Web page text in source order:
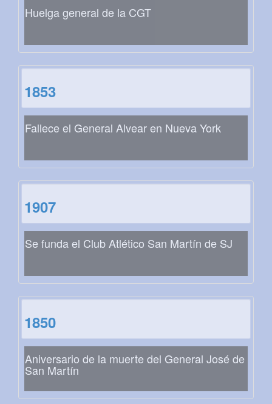
Huelga general de la CGT
1853
Fallece el General Alvear en Nueva York
1907
Se funda el Club Atlético San Martín de SJ
1850
Aniversario de la muerte del General José de
San Martín